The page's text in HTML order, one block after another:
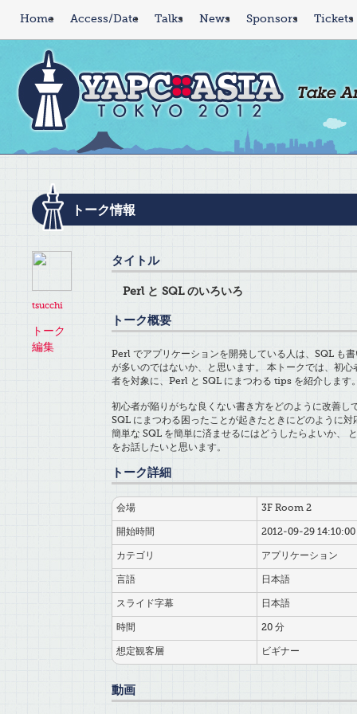
Home Access/Date Talks News Sponsors Tickets
トーク情報
tsucchi
トーク
編集
タイトル
Perl と SQL のいろいろ
トーク概要
Perl でアプリケーションを開発している人は、SQL も
が多いのではないか、と思います。 本トークでは、初心
者を対象に、Perl と SQL にまつわる tips を紹介します
初心者が陥りがちな良くない書き方をどのように改善し
SQL にまつわる困ったことが起きたときにどのように対
簡単な SQL を簡単に済ませるにはどうしたらよいか、
をお話したいと思います。
トーク詳細
会場 3F Room 2
開始時間 2012-09-29 14:10:00
カテゴリ アプリケーション
言語 日本語
スライド字幕 日本語
時間 20 分
想定観客層 ビギナー
動画